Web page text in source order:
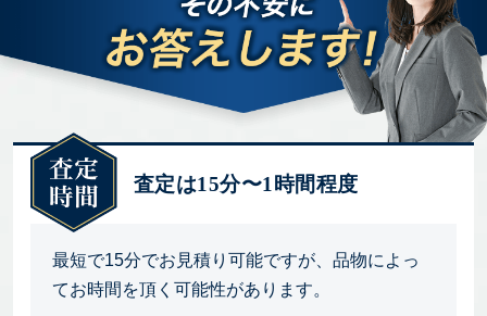
査定は15分〜1時間程度
最短で15分でお見積り可能ですが、品物によっ
てお時間を頂く可能性があります。